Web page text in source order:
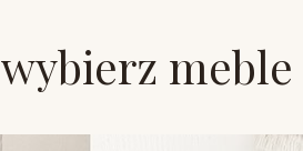
wybierz meble